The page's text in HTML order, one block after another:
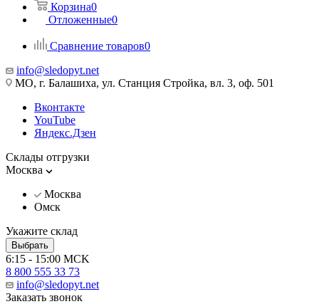
Корзина0
Отложенные0
Сравнение товаров0
info@sledopyt.net
МО, г. Балашиха, ул. Станция Стройка, вл. 3, оф. 501
Вконтакте
YouTube
Яндекс.Дзен
Склады отгрузки
Москва
Москва
Омск
Укажите склад
Выбрать
6:15 - 15:00 MCK
8 800 555 33 73
info@sledopyt.net
Заказать звонок